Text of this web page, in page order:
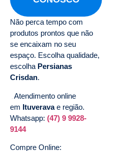
Não perca tempo com
produtos prontos que não
se encaixam no seu
espaço. Escolha qualidade,
escolha Persianas
Crisdan.